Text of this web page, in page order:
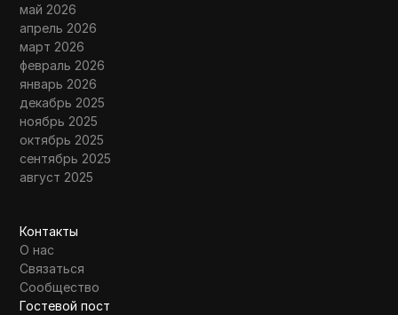
май 2026
апрель 2026
март 2026
февраль 2026
январь 2026
декабрь 2025
ноябрь 2025
октябрь 2025
сентябрь 2025
август 2025
Контакты
О нас
Связаться
Сообщество
Гостевой пост